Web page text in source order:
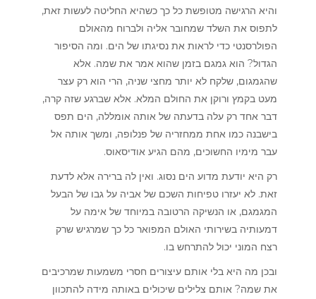
והיא הרגישה מטופשת כל כך כשהיא החליטה לעשות זאת,
לתפוס את השלד שמחובר אליה ולברוח מהאולם
הפולרסנטי כדי לראות את נסיגתו של הים. ומה הסיפור
הגדול? הוא גמגם בזמן שהוא אמר את שמה. אלא
שהגמגום, שלקח לא יותר מחצי שניה, הרי הוא רק עצר
מעט בקמץ ורוקן את החולם המלא. אלא שברגע שזה קרה,
דבר אחד רק עלה בדעתה של אותה אומללה, הים תפס
בישבנה כמו אחת ממחזריה של פנלופה, ומשך אותה אל
עבר מימיו החשוכים, מהם הגיע אודיסאוס.
רק היא יודעת מדוע הים נסוג. ואין לה ברירה אלא לדעת
זאת. לא יעזרו טפיחות השכם של אביה על גבו של הבעל
המגמגם, או הנשיקה הרטובה במיוחד של אימה על
דמעותיה בשירותי האולם המפואר כל כך שמרגיש שרק
רצח המוני יכול להתרחש בו.
ובכן מה היא בלי אותם עיצורים חסרי משמעות שמרכיבים
את שמה? אותם צלילים שיכולים באותה מידה להתכוון